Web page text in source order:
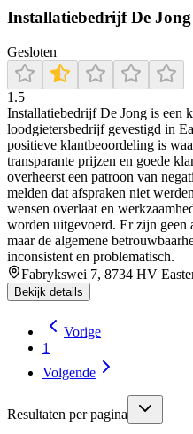
Installatiebedrijf De Jong
Gesloten
1.5
Installatiebedrijf De Jong is een
loodgietersbedrijf gevestigd in
positieve klantbeoordeling is
transparante prijzen en goede
overheerst een patroon van
melden dat afspraken niet
wensen overlaat en
worden uitgevoerd. Er zijn
maar de algemene
inconsistent en problematisch.
Fabrykswei 7, 8734 HV
Bekijk details
Vorige
1
Volgende
Resultaten per pagina